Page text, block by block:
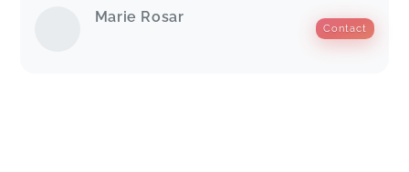
Marie Rosar
Contact